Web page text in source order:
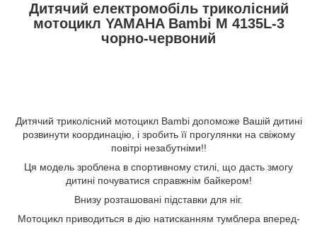
Дитячий електромобіль триколісний
мотоцикл YAMAHA Bambi M 4135L-3
чорно-червоний
Дитячий триколісний мотоцикл Bambi допоможе Вашій дитині
розвинути координацію, і зробить її прогулянки на свіжому
повітрі незабутніми!!
Ця модель зроблена в спортивному стилі, що дасть змогу
дитині почуватися справжнім байкером!
Внизу розташовані підставки для ніг.
Мотоцикл приводиться в дію натисканням тумблера вперед-